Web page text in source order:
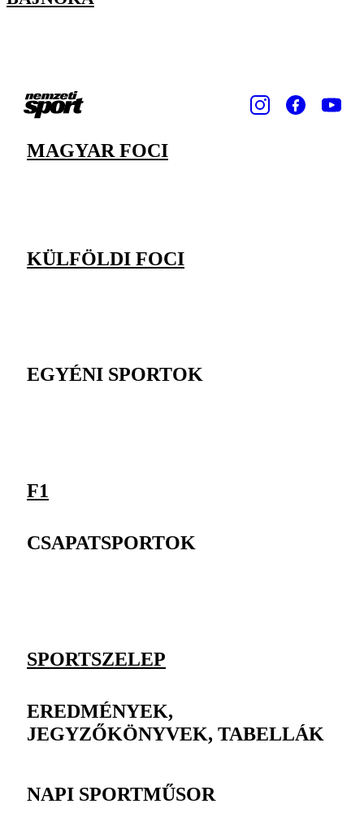
MAGYAR FOCI
KÜLFÖLDI FOCI
EGYÉNI SPORTOK
F1
CSAPATSPORTOK
SPORTSZELEP
EREDMÉNYEK,
JEGYZŐKÖNYVEK, TABELLÁK
NAPI SPORTMŰSOR